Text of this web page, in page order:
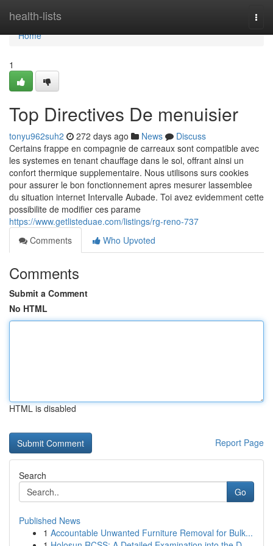
health-lists
Home
Home
1
Top Directives De menuisier
tonyu962suh2 272 days ago News
Discuss
Certains frappe en compagnie de carreaux sont compatible avec
les systemes en tenant chauffage dans le sol, offrant ainsi un
confort thermique supplementaire. Nous utilisons surs cookies
pour assurer le bon fonctionnement apres mesurer lassemblee
du situation internet Intervalle Aubade. Toi avez evidemment cette
possibilite de modifier ces parame
https://www.getlisteduae.com/listings/rg-reno-737
Comments
Who Upvoted
Comments
Submit a Comment
No HTML
HTML is disabled
Report Page
Search
Go
Published News
1 Accountable Unwanted Furniture Removal for Bulk...